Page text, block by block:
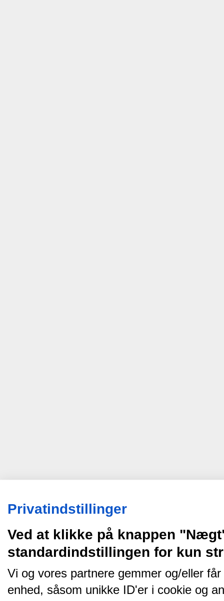
Privatindstillinger
Ved at klikke på knappen
standardindstillingen for kun
Vi og vores partnere gemmer og/eller
enhed, såsom unikke ID'er i cookie og